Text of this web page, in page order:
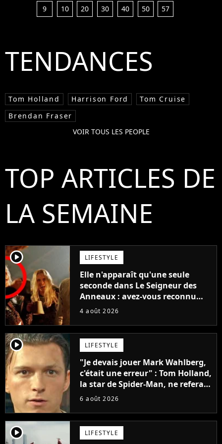
9
10 20 30 40 50 57
TENDANCES
Tom Holland Harrison Ford
Tom Cruise
Brendan Fraser
VOIR TOUS LES PEOPLE
TOP ARTICLES DE
LA SEMAINE
player2 LIFESTYLE
Elle n'apparaît qu'une seule
seconde dans Le Seigneur des
Anneaux : avez-vous reconnu
cette légende du cinéma dans la
4 août 2026
player2 LIFESTYLE
"Je devais jouer Mark Wahlberg,
c'était une erreur" : Tom Holland,
la star de Spider-Man, ne referait
pas ce blockbuster
6 août 2026
player2 LIFESTYLE